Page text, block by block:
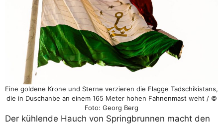
Eine goldene Krone und Sterne verzieren die Flagge Tadschikistans,
die in Duschanbe an einem 165 Meter hohen Fahnenmast weht / ©
Foto: Georg Berg
Der kühlende Hauch von Springbrunnen macht den